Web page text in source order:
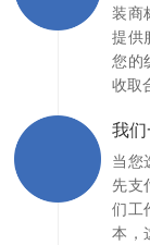
装商
提供
您的
收取
我
当您
先支
们工
本，